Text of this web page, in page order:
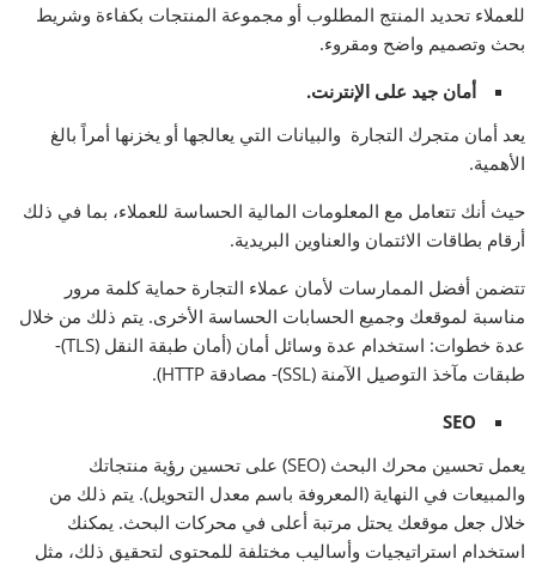
للعملاء تحديد المنتج المطلوب أو مجموعة المنتجات بكفاءة وشريط
بحث وتصميم واضح ومقروء.
أمان جيد على الإنترنت.
يعد أمان متجرك التجارة والبيانات التي يعالجها أو يخزنها أمراً بالغ
الأهمية.
حيث أنك تتعامل مع المعلومات المالية الحساسة للعملاء، بما في ذلك
أرقام بطاقات الائتمان والعناوين البريدية.
تتضمن أفضل الممارسات لأمان عملاء التجارة حماية كلمة مرور
مناسبة لموقعك وجميع الحسابات الحساسة الأخرى. يتم ذلك من خلال
عدة خطوات: استخدام عدة وسائل أمان (أمان طبقة النقل (TLS)-
طبقات مآخذ التوصيل الآمنة (SSL)- مصادقة HTTP).
SEO
يعمل تحسين محرك البحث (SEO) على تحسين رؤية منتجاتك
والمبيعات في النهاية (المعروفة باسم معدل التحويل). يتم ذلك من
خلال جعل موقعك يحتل مرتبة أعلى في محركات البحث. يمكنك
استخدام استراتيجيات وأساليب مختلفة للمحتوى لتحقيق ذلك، مثل